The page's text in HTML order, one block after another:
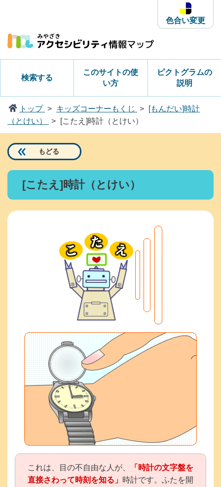
ス
色合い変更
検索する
このサイトの使
い方
ピクトグラムの
説明
トップ キッズコーナーもくじ
[もんだい]時計
（とけい）
[こたえ]時計（とけい）
もどる
[こたえ]時計（とけい）
これは、目の不自由な人が、
「時計の文字盤を
直接さわって時刻を知る」 時計です。ふたを開